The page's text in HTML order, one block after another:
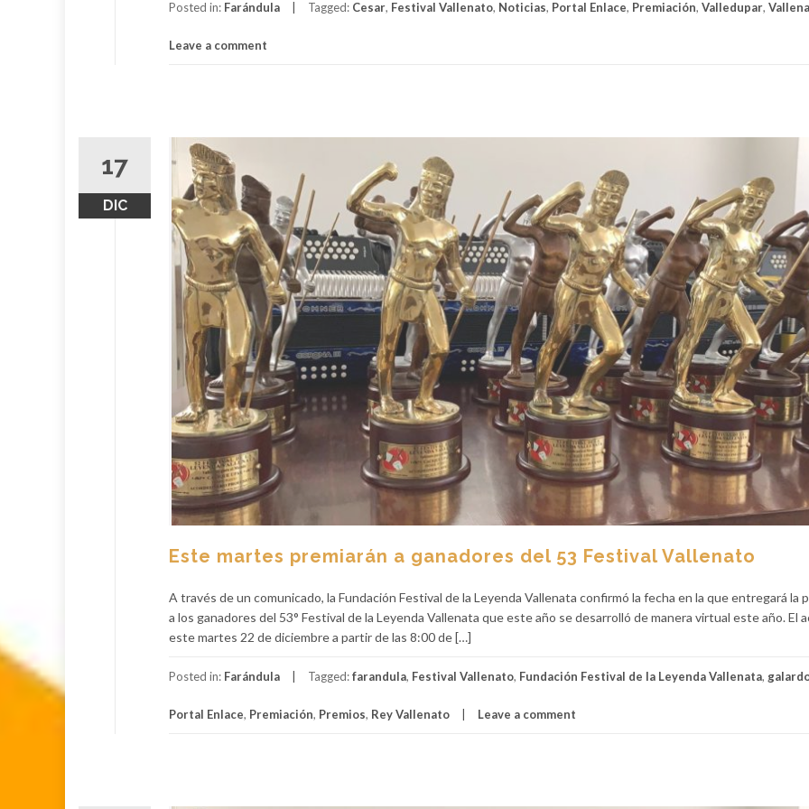
Posted in: Farándula Tagged: Cesar, Festival Vallenato, Noticias, Portal Enlace, Premiación, Valledupar,
Leave a comment
17
DIC
Este martes premiarán a ganadores del 53 Festival Vallenato
A través de un comunicado, la Fundación Festival de la Leyenda Vallenata confirmó la fecha en la que entregará la
a los ganadores del 53° Festival de la Leyenda Vallenata que este año se desarrolló de manera virtual este año. El
este martes 22 de diciembre a partir de las 8:00 de […]
Posted in: Farándula Tagged:farandula, Festival Vallenato, Fundación Festival de la Leyenda Vallenata,
Portal Enlace, Premiación, Premios, Rey Vallenato Leave a comment